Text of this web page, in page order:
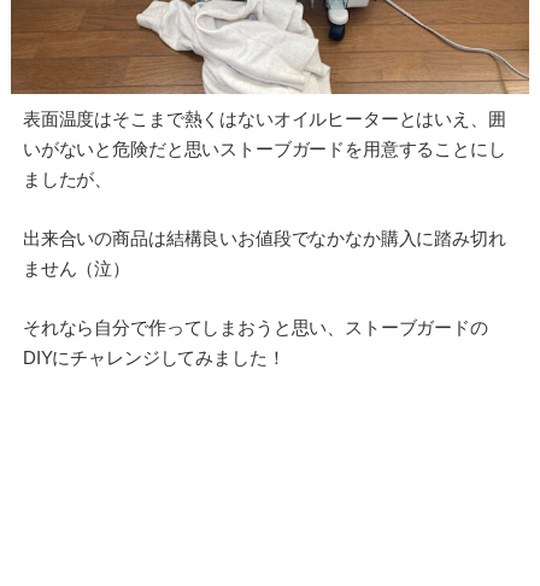
表面温度はそこまで熱くはないオイルヒーターとはいえ、囲
いがないと危険だと思いストーブガードを用意することにし
ましたが、
出来合いの商品は結構良いお値段でなかなか購入に踏み切れ
ません（泣）
それなら自分で作ってしまおうと思い、ストーブガードの
DIYにチャレンジしてみました！